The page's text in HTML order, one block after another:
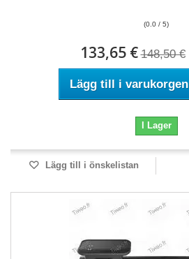
(0.0 / 5)
133,65 € 148,50 €
Lägg till i varukorgen
I Lager
Lägg till i önskelistan